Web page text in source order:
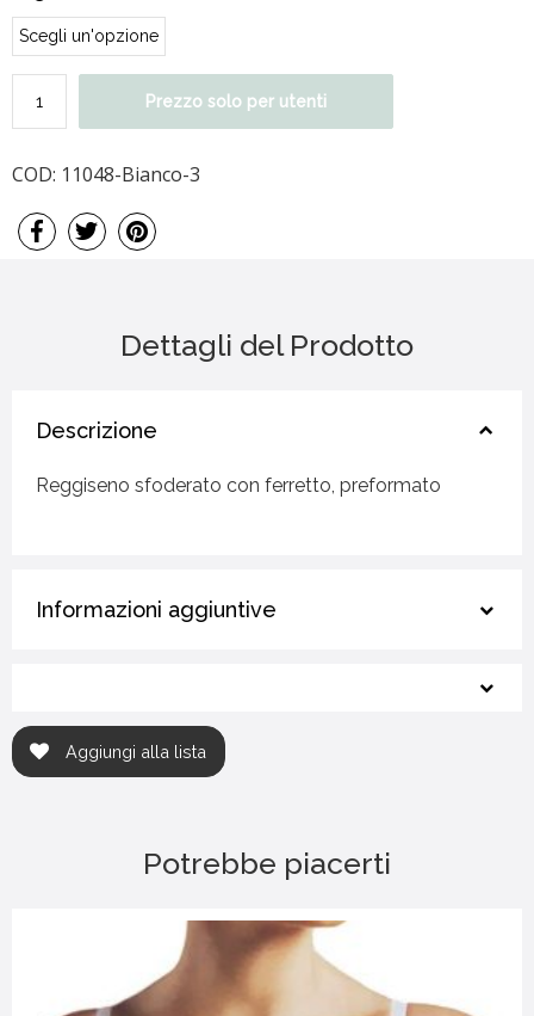
Prezzo solo per utenti
COD: 11048-Bianco-3
Dettagli del Prodotto
Descrizione
Reggiseno sfoderato con ferretto, preformato
Informazioni aggiuntive
Aggiungi alla lista
Potrebbe piacerti